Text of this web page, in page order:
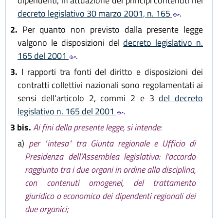
decreto legislativo 30 marzo 2001, n. 165
.
2. Per quanto non previsto dalla presente legge
valgono le disposizioni del decreto legislativo n.
165 del 2001
.
3. I rapporti tra fonti del diritto e disposizioni dei
contratti collettivi nazionali sono regolamentati ai
sensi dell'articolo 2, commi 2 e 3 del decreto
legislativo n. 165 del 2001
.
3 bis.Ai fini della presente legge, si intende:
a) per "intesa" tra Giunta regionale e Ufficio di
Presidenza dell'Assemblea legislativa: l'accordo
raggiunto tra i due organi in ordine alla disciplina,
con contenuti omogenei, del trattamento
giuridico o economico dei dipendenti regionali dei
due organici;